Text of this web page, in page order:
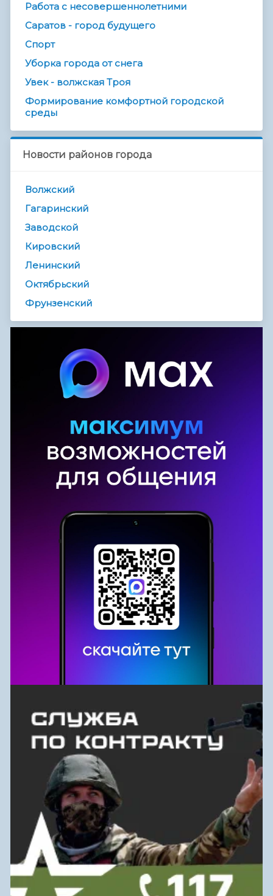
Работа с несовершеннолетними
Саратов - город будущего
Спорт
Уборка города от снега
Увек - волжская Троя
Формирование комфортной городской
среды
Новости районов города
Волжский
Гагаринский
Заводской
Кировский
Ленинский
Октябрьский
Фрунзенский